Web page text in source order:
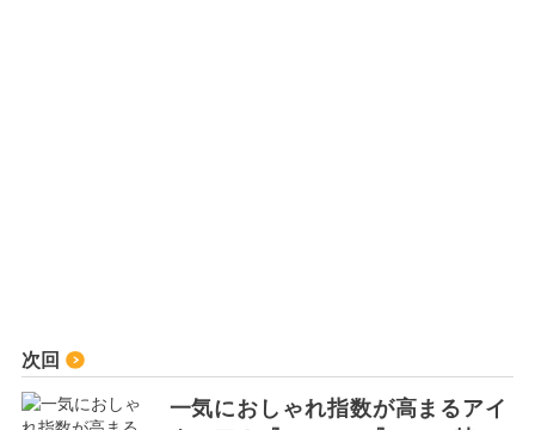
次回
一気におしゃれ指数が高まるアイ